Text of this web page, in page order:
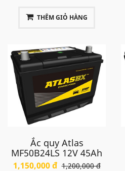
THÊM GIỎ HÀNG
Ắc quy Atlas
MF50B24LS 12V 45Ah
1,150,000 đ 1,200,000 đ